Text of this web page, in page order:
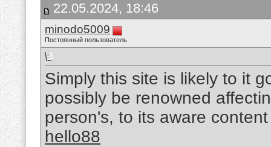
22.05.2024, 18:46
minodo5009
Постоянный пользователь
Simply this site is likely to it
possibly be renowned
person's, to its aware
hello88